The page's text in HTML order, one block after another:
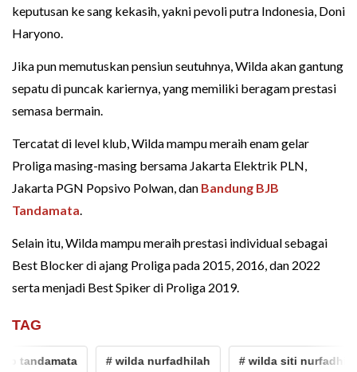
keputusan ke sang kekasih, yakni pevoli putra Indonesia, Doni
Haryono.
Jika pun memutuskan pensiun seutuhnya, Wilda akan gantung
sepatu di puncak kariernya, yang memiliki beragam prestasi
semasa bermain.
Tercatat di level klub, Wilda mampu meraih enam gelar
Proliga masing-masing bersama Jakarta Elektrik PLN,
Jakarta PGN Popsivo Polwan, dan Bandung BJB
Tandamata.
Selain itu, Wilda mampu meraih prestasi individual sebagai
Best Blocker di ajang Proliga pada 2015, 2016, dan 2022
serta menjadi Best Spiker di Proliga 2019.
TAG
tandamata # wilda nurfadhilah # wilda siti nurfadhilah